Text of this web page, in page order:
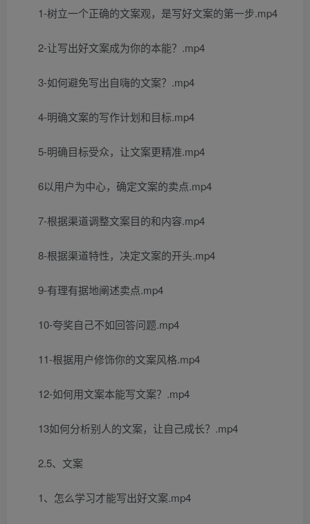
1-树立一个正确的文案观，是写好文案的第一步.mp4
2-让写出好文案成为你的本能？.mp4
3-如何避免写出自嗨的文案？.mp4
4-明确文案的写作计划和目标.mp4
5-明确目标受众，让文案更精准.mp4
6以用户为中心，确定文案的卖点.mp4
7-根据渠道调整文案目的和内容.mp4
8-根据渠道特性，决定文案的开头.mp4
9-有理有据地阐述卖点.mp4
10-夸奖自己不如回答问题.mp4
11-根据用户修饰你的文案风格.mp4
12-如何用文案本能写文案？.mp4
13如何分析别人的文案，让自己成长？.mp4
2.5、文案
1、怎么学习才能写出好文案.mp4